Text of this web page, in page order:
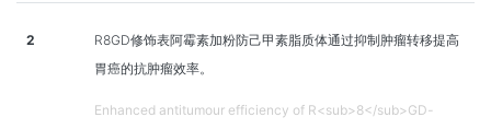
2
R8GD修饰表阿霉素加粉防己甲素脂质体通过抑制肿瘤转移提高
胃癌的抗肿瘤效率。
Enhanced antitumour efficiency of R<sub>8</sub>GD-